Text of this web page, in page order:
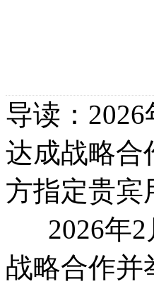
导读：
达成战略合
方指定贵宾
2026年2
战略合作并